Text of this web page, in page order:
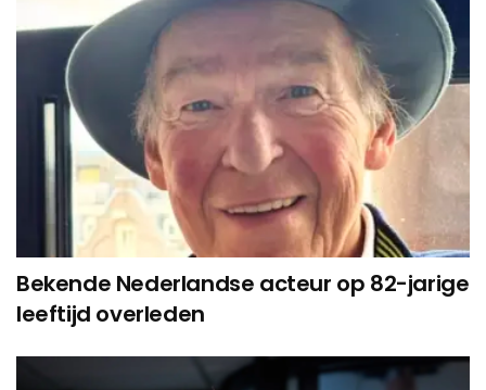
Bekende Nederlandse acteur op 82-jarige
leeftijd overleden